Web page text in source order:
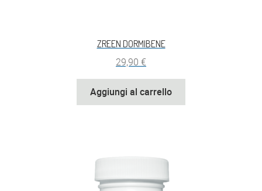
ZREEN DORMIBENE
29,90 €
Aggiungi al carrello